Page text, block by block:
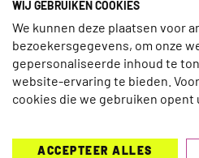
Learning team. TUI is de eerste
dat op deze manier robotica in
“Automatisering, artificial
WIJ GEBRUIKEN COOKIES
We kunnen deze plaatsen voor
bezoekersgegevens, om onze
gepersonaliseerde inhoud te
website-ervaring te bieden.
cookies die we gebruiken opent
ACCEPTEER ALLES